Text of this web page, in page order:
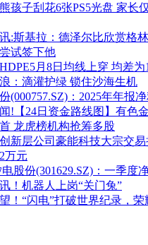
孩子刮花6张PS5光盘 家长
:斯基拉：德泽尔比欣赏格
试签下他
月8日均线上穿 均差为
：滴灌护绿 锁住沙海生机
(000757.SZ)：2025年年报
!【24日资金路线图】有色
龙虎榜机构抢筹多股
新层公司豪能科技大宗交易
万元
股份(301629.SZ)：一季度
！机器人上岗“关门兔”
！“闪电”打破世界纪录，